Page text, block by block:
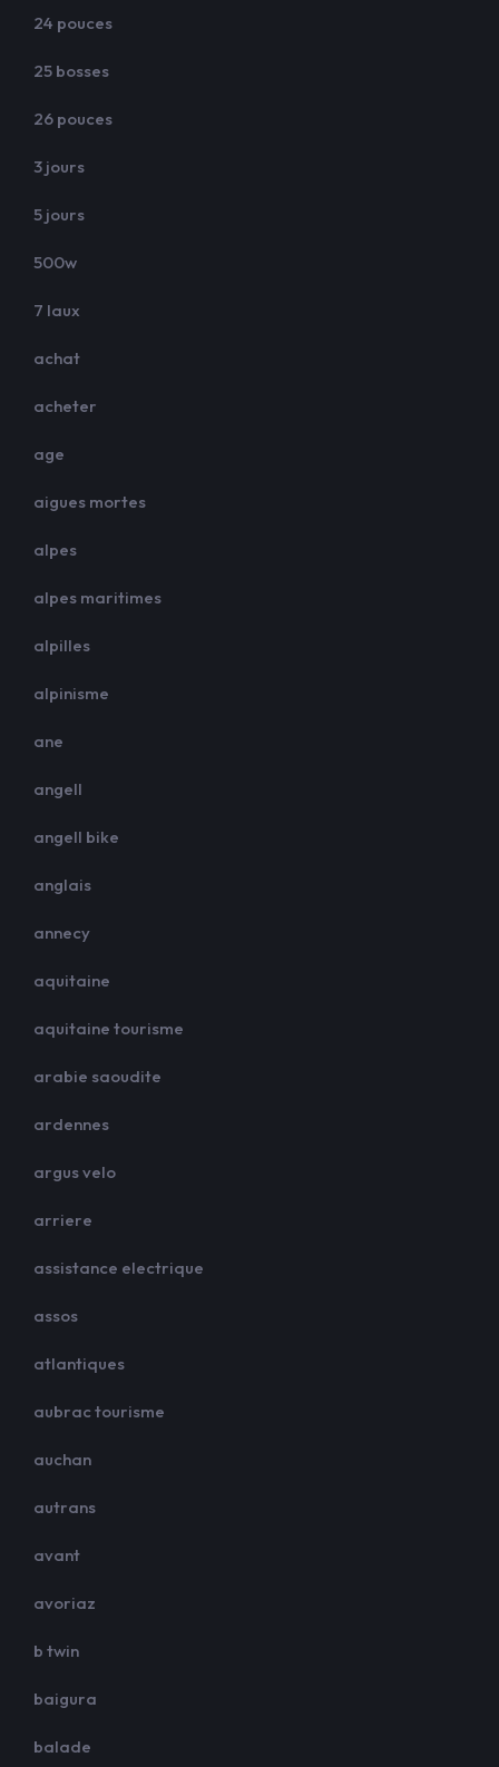
24 pouces
25 bosses
26 pouces
3 jours
5 jours
500w
7 laux
achat
acheter
age
aigues mortes
alpes
alpes maritimes
alpilles
alpinisme
ane
angell
angell bike
anglais
annecy
aquitaine
aquitaine tourisme
arabie saoudite
ardennes
argus velo
arriere
assistance electrique
assos
atlantiques
aubrac tourisme
auchan
autrans
avant
avoriaz
b twin
baigura
balade